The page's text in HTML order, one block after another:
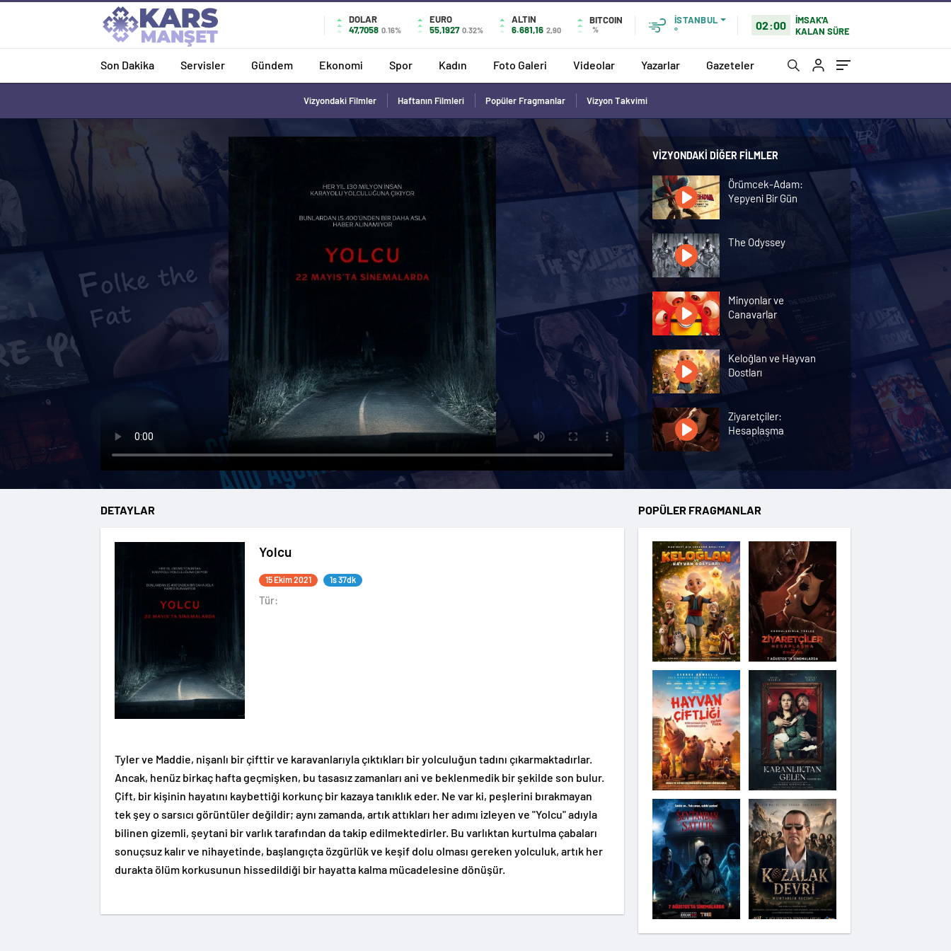
DOLAR
47,7058 0.16%
EURO
55,1927 0.32%
ALTIN
6.681,16 2,90
BITCOIN
%
İSTANBUL
°
02:00
İMSAK'A
KALAN SÜRE
Son Dakika Servisler Gündem Ekonomi Spor Kadın Foto Galeri Videolar Yazarlar Gazeteler
Vizyondaki Filmler Haftanın Filmleri Popüler Fragmanlar Vizyon Takvimi
VIZYONDAKI DIĞER FILMLER
Örümcek-Adam:
Yepyeni Bir Gün
The Odyssey
Minyonlar ve
Canavarlar
Keloğlan ve Hayvan
Dostları
Ziyaretçiler:
Hesaplaşma
Nasreddin Hoca:
Zaman Yolcusu 4
Hayvan Çiftliği
Karanlıktan Gelen
Şeytandan Satılık
Moana
Kozalak Devri
DETAYLAR
Yolcu
15 Ekim 2021 1s 37dk
Tür:
Tyler ve Maddie, nişanlı bir çifttir ve karavanlarıyla çıktıkları bir yolculuğun tadını çıkarmaktadırlar.
Ancak, henüz birkaç hafta geçmişken, bu tasasız zamanları ani ve beklenmedik bir şekilde son bulur.
Çift, bir kişinin hayatını kaybettiği korkunç bir kazaya tanıklık eder. Ne var ki, peşlerini bırakmayan
tek şey o sarsıcı görüntüler değildir; aynı zamanda, artık attıkları her adımı izleyen ve "Yolcu" adıyla
bilinen gizemli, şeytani bir varlık tarafından da takip edilmektedirler. Bu varlıktan kurtulma çabaları
sonuçsuz kalır ve nihayetinde, başlangıçta özgürlük ve keşif dolu olması gereken yolculuk, artık her
durakta ölüm korkusunun hissedildiği bir hayatta kalma mücadelesine dönüşür.
POPÜLER FRAGMANLAR